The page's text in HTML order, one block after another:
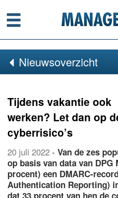
Menu
Nieuwsoverzicht
Tijdens vakantie ook
werken? Let dan op
cyberrisico’s
20 juli 2022 - Van de zes
op basis van data van DPG
procent) een DMARC-
Authentication Reporting)
dat 33 procent van hen de